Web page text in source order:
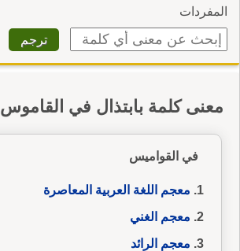
المفردات
معنى كلمة بابتذال في القاموس
في القواميس
معجم اللغة العربية المعاصرة
معجم الغني
معجم الرائد